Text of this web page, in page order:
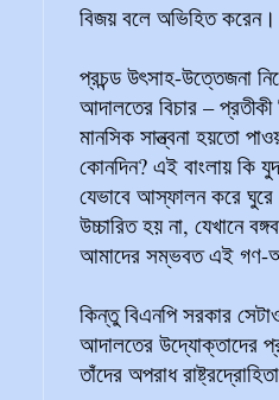
বিজয় বলে অভিহিত
প্রচন্ড উৎসাহ-উত্তেজনা
আদালতের বিচার –
মানসিক সান্ত্বনা হয়তো
কোনদিন? এই বাংলায় কি
যেভাবে আস্ফালন করে ঘুরে
উচ্চারিত হয় না, যেখানে
আমাদের সম্ভবত এই গণ-
কিন্তু বিএনপি সরকার
আদালতের উদ্যোক্তাদের
তাঁদের অপরাধ